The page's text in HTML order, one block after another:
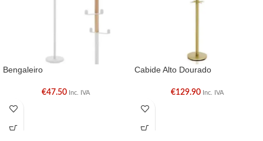
Bengaleiro
€47.50 Inc. IVA
Cabide Alto Dourado
€129.90 Inc. IVA